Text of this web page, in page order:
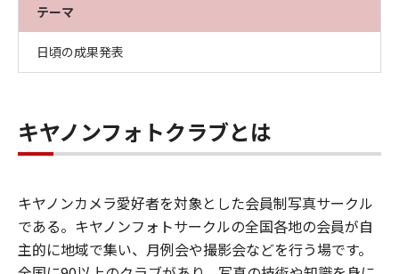
テーマ
日頃の成果発表
キヤノンフォトクラブとは
キヤノンカメラ愛好者を対象とした会員制写真サークル
である。キヤノンフォトサークルの全国各地の会員が自
主的に地域で集い、月例会や撮影会などを行う場です。